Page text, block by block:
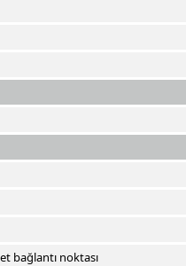
bağlantı noktası